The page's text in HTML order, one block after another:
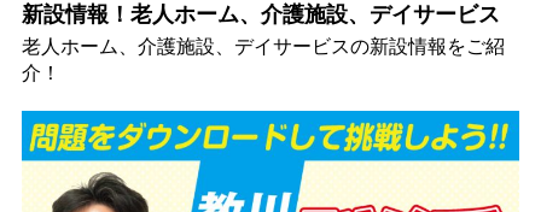
新設情報！老人ホーム、介護施設、デイサービス
老人ホーム、介護施設、デイサービスの新設情報をご紹
介！